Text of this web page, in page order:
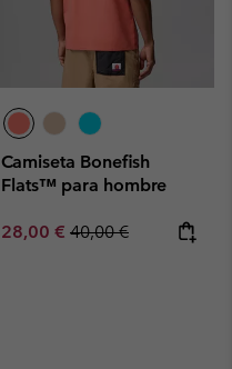
Camiseta Bonefish
Flats™ para hombre
Sale price:
28,00 € Regular price:
40,00 €